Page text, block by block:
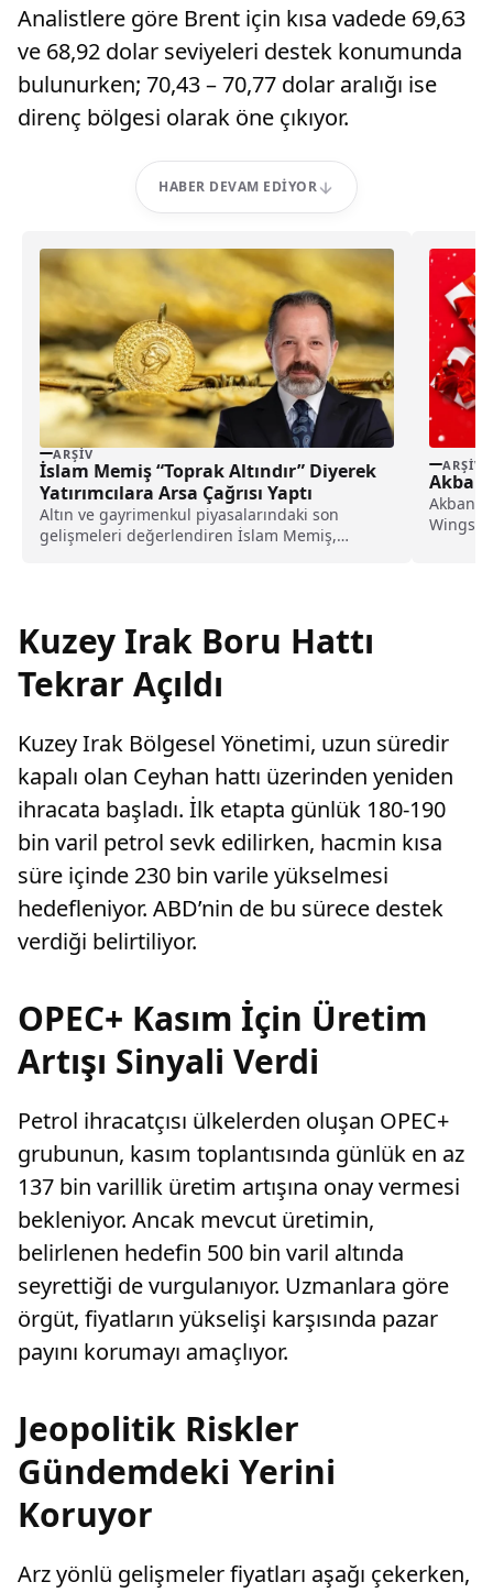
Analistlere göre Brent için kısa vadede 69,63
ve 68,92 dolar seviyeleri destek konumunda
bulunurken; 70,43 – 70,77 dolar aralığı ise
direnç bölgesi olarak öne çıkıyor.
HABER DEVAM EDIYOR
ARŞIV
İslam Memiş “Toprak Altındır” Diyerek
Yatırımcılara Arsa Çağrısı Yaptı
Altın ve gayrimenkul piyasalarındaki son
gelişmeleri değerlendiren İslam Memiş,
ARŞIV
Akbank,
Wings
Kuzey Irak Boru Hattı
Tekrar Açıldı
Kuzey Irak Bölgesel Yönetimi, uzun süredir
kapalı olan Ceyhan hattı üzerinden yeniden
ihracata başladı. İlk etapta günlük 180-190
bin varil petrol sevk edilirken, hacmin kısa
süre içinde 230 bin varile yükselmesi
hedefleniyor. ABD’nin de bu sürece destek
verdiği belirtiliyor.
OPEC+ Kasım İçin Üretim
Artışı Sinyali Verdi
Petrol ihracatçısı ülkelerden oluşan OPEC+
grubunun, kasım toplantısında günlük en az
137 bin varillik üretim artışına onay vermesi
bekleniyor. Ancak mevcut üretimin,
belirlenen hedefin 500 bin varil altında
seyrettiği de vurgulanıyor. Uzmanlara göre
örgüt, fiyatların yükselişi karşısında pazar
payını korumayı amaçlıyor.
Jeopolitik Riskler
Gündemdeki Yerini
Koruyor
Arz yönlü gelişmeler fiyatları aşağı çekerken,